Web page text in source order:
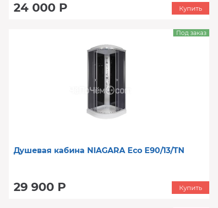
24 000 Р Купить
Душевая кабина NIAGARA Eco E90/13/TN
29 900 Р
Под заказ
Купить